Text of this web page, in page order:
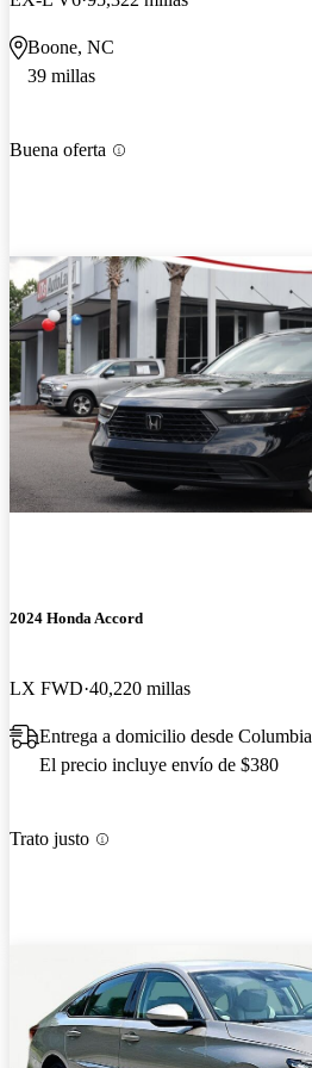
Boone, NC
39 millas
Buena oferta
2024 Honda Accord
LX FWD 40,220 millas
Entrega a domicilio desde
El precio incluye envío de $380
Trato justo